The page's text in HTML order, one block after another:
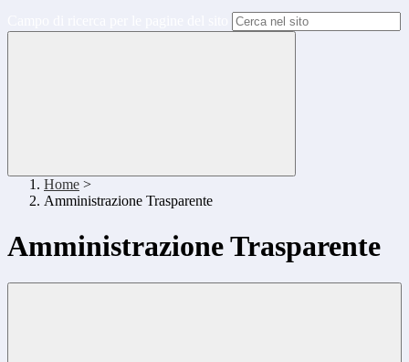
Home >
Amministrazione Trasparente
Amministrazione Trasparente